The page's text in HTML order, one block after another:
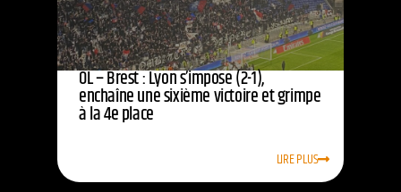
OL – Brest : Lyon s’impose (2-1),
enchaîne une sixième victoire et grimpe
à la 4e place
LIRE PLUS